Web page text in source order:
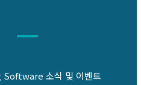
소식 및 이벤트